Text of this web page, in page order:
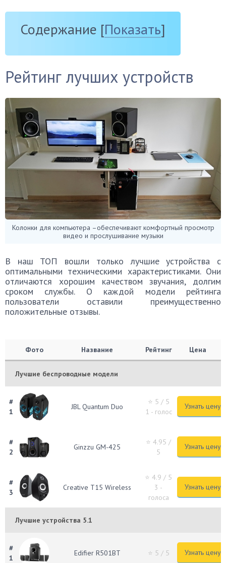
Содержание [Показать]
Рейтинг лучших устройств
Колонки для компьютера –обеспечивают комфортный просмотр
видео и прослушивание музыки
В наш ТОП вошли только лучшие устройства с
оптимальными техническими характеристиками. Они
отличаются хорошим качеством звучания, долгим
сроком службы. О каждой модели рейтинга
пользователи оставили преимущественно
положительные отзывы.
Фото Название Рейтинг Цена
Лучшие беспроводные модели
#
1
JBL Quantum Duo
⭐ 5 / 5
1 - голос
Узнать цену
#
2
Ginzzu GM-425
⭐ 4.95 /
5
Узнать цену
#
3
Creative T15 Wireless
⭐ 4.9 / 5
3 -
голоса
Узнать цену
Лучшие устройства 5.1
#
1
Edifier R501BT ⭐ 5 / 5 Узнать цену